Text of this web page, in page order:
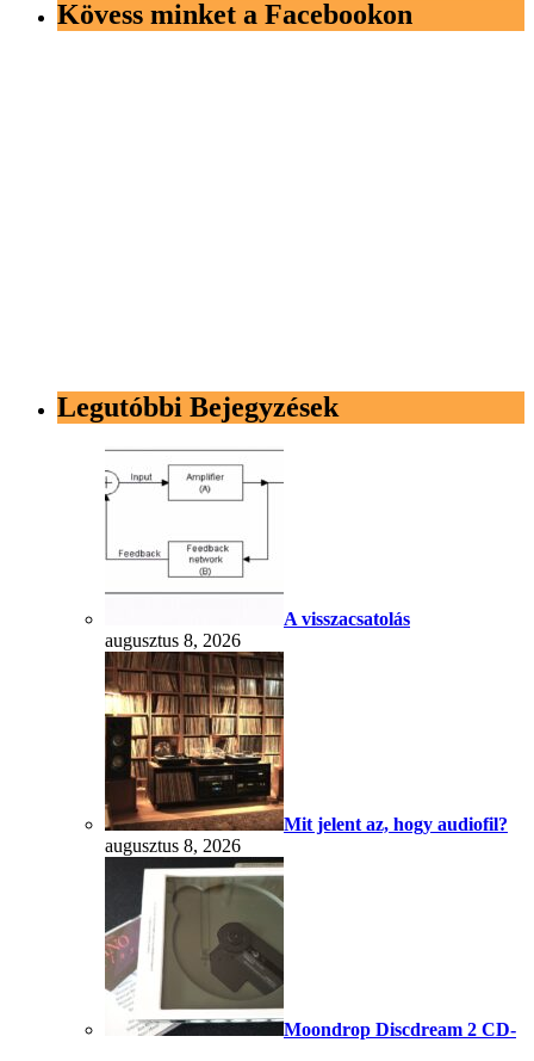
Kövess minket a Facebookon
Legutóbbi Bejegyzések
A visszacsatolás
augusztus 8, 2026
Mit jelent az, hogy audiofil?
augusztus 8, 2026
Moondrop Discdream 2 CD-